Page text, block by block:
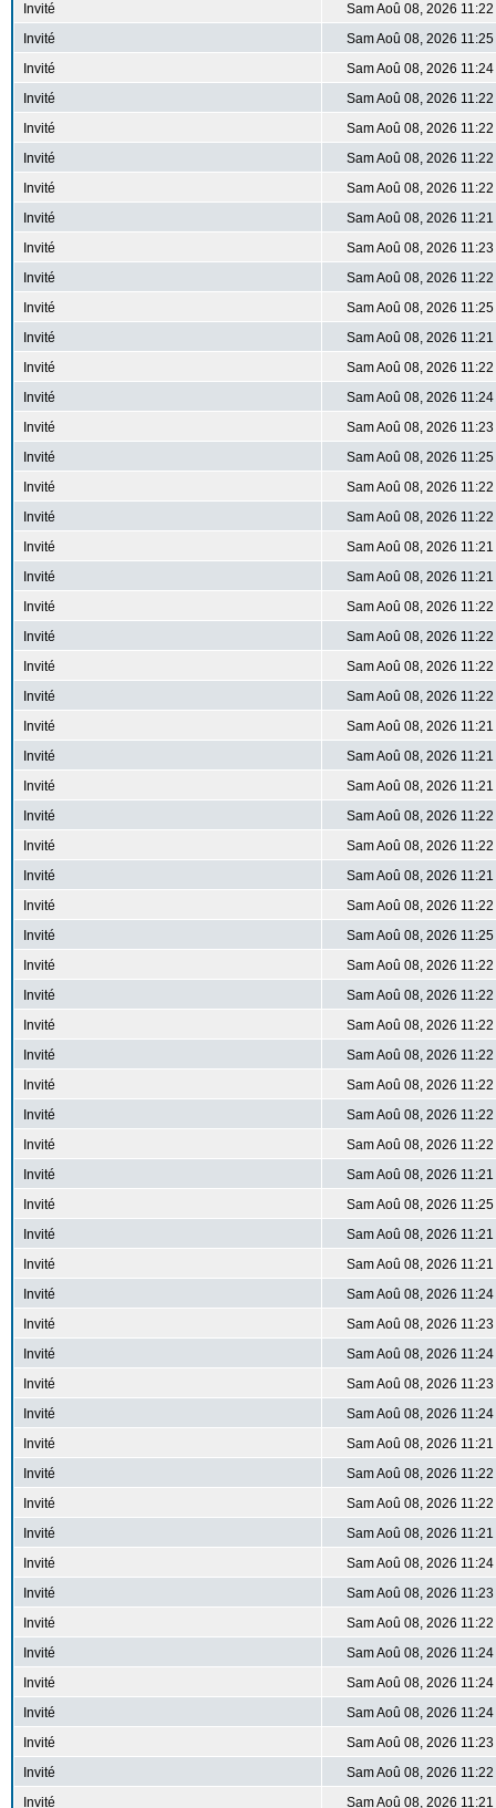
Invité
Sam Aoû 08, 2026
Invité
Sam Aoû 08, 2026
Invité
Sam Aoû 08, 2026
Invité
Sam Aoû 08, 2026
Invité
Sam Aoû 08, 2026
Invité
Sam Aoû 08, 2026
Invité
Sam Aoû 08, 2026
Invité
Sam Aoû 08, 2026
Invité
Sam Aoû 08, 2026
Invité
Sam Aoû 08, 2026
Invité
Sam Aoû 08, 2026
Invité
Sam Aoû 08, 2026
Invité
Sam Aoû 08, 2026
Invité
Sam Aoû 08, 2026
Invité
Sam Aoû 08, 2026
Invité
Sam Aoû 08, 2026
Invité
Sam Aoû 08, 2026
Invité
Sam Aoû 08, 2026
Invité
Sam Aoû 08, 2026
Invité
Sam Aoû 08, 2026
Invité
Sam Aoû 08, 2026
Invité
Sam Aoû 08, 2026
Invité
Sam Aoû 08, 2026
Invité
Sam Aoû 08, 2026
Invité
Sam Aoû 08, 2026
Invité
Sam Aoû 08, 2026
Invité
Sam Aoû 08, 2026
Invité
Sam Aoû 08, 2026
Invité
Sam Aoû 08, 2026
Invité
Sam Aoû 08, 2026
Invité
Sam Aoû 08, 2026
Invité
Sam Aoû 08, 2026
Invité
Sam Aoû 08, 2026
Invité
Sam Aoû 08, 2026
Invité
Sam Aoû 08, 2026
Invité
Sam Aoû 08, 2026
Invité
Sam Aoû 08, 2026
Invité
Sam Aoû 08, 2026
Invité
Sam Aoû 08, 2026
Invité
Sam Aoû 08, 2026
Invité
Sam Aoû 08, 2026
Invité
Sam Aoû 08, 2026
Invité
Sam Aoû 08, 2026
Invité
Sam Aoû 08, 2026
Invité
Sam Aoû 08, 2026
Invité
Sam Aoû 08, 2026
Invité
Sam Aoû 08, 2026
Invité
Sam Aoû 08, 2026
Invité
Sam Aoû 08, 2026
Invité
Sam Aoû 08, 2026
Invité
Sam Aoû 08, 2026
Invité
Sam Aoû 08, 2026
Invité
Sam Aoû 08, 2026
Invité
Sam Aoû 08, 2026
Invité
Sam Aoû 08, 2026
Invité
Sam Aoû 08, 2026
Invité
Sam Aoû 08, 2026
Invité
Sam Aoû 08, 2026
Invité
Sam Aoû 08, 2026
Invité
Sam Aoû 08, 2026
Invité
Sam Aoû 08, 2026